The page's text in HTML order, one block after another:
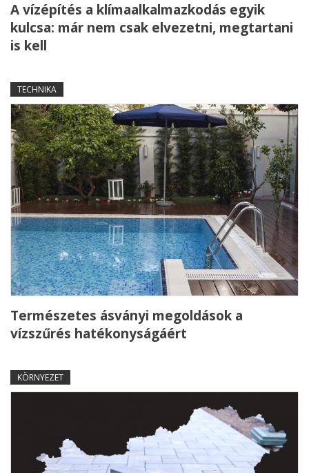
A vízépítés a klímaalkalmazkodás egyik
kulcsa: már nem csak elvezetni, megtartani
is kell
TECHNIKA
Természetes ásványi megoldások a
vízszűrés hatékonyságáért
KÖRNYEZET